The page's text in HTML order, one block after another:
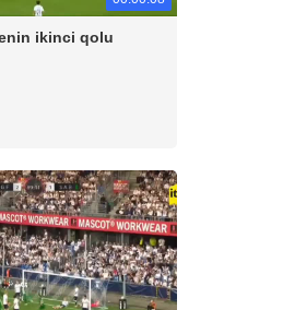
ikinci qolu